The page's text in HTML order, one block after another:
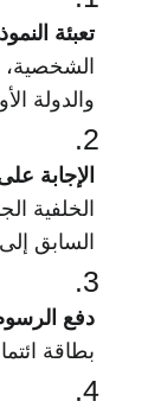
تعبئة
الشخصية،
والدولة
الإجابة
الخلفية
السابق
دفع
بطاقة